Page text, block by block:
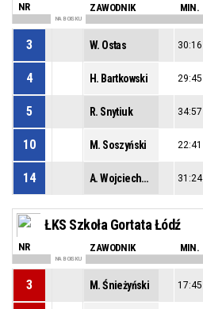
NR ZAWODNIK MIN.
NA BOISKU
3 W. Ostas 30:16
4 H. Bartkowski 29:45
5 R. Snytiuk 34:57
10 M. Soszyński 22:41
14 A. Wojciechowski 31:24
ŁKS Szkoła Gortata Łódź
NR ZAWODNIK MIN.
NA BOISKU
3 M. Śnieżyński 17:45